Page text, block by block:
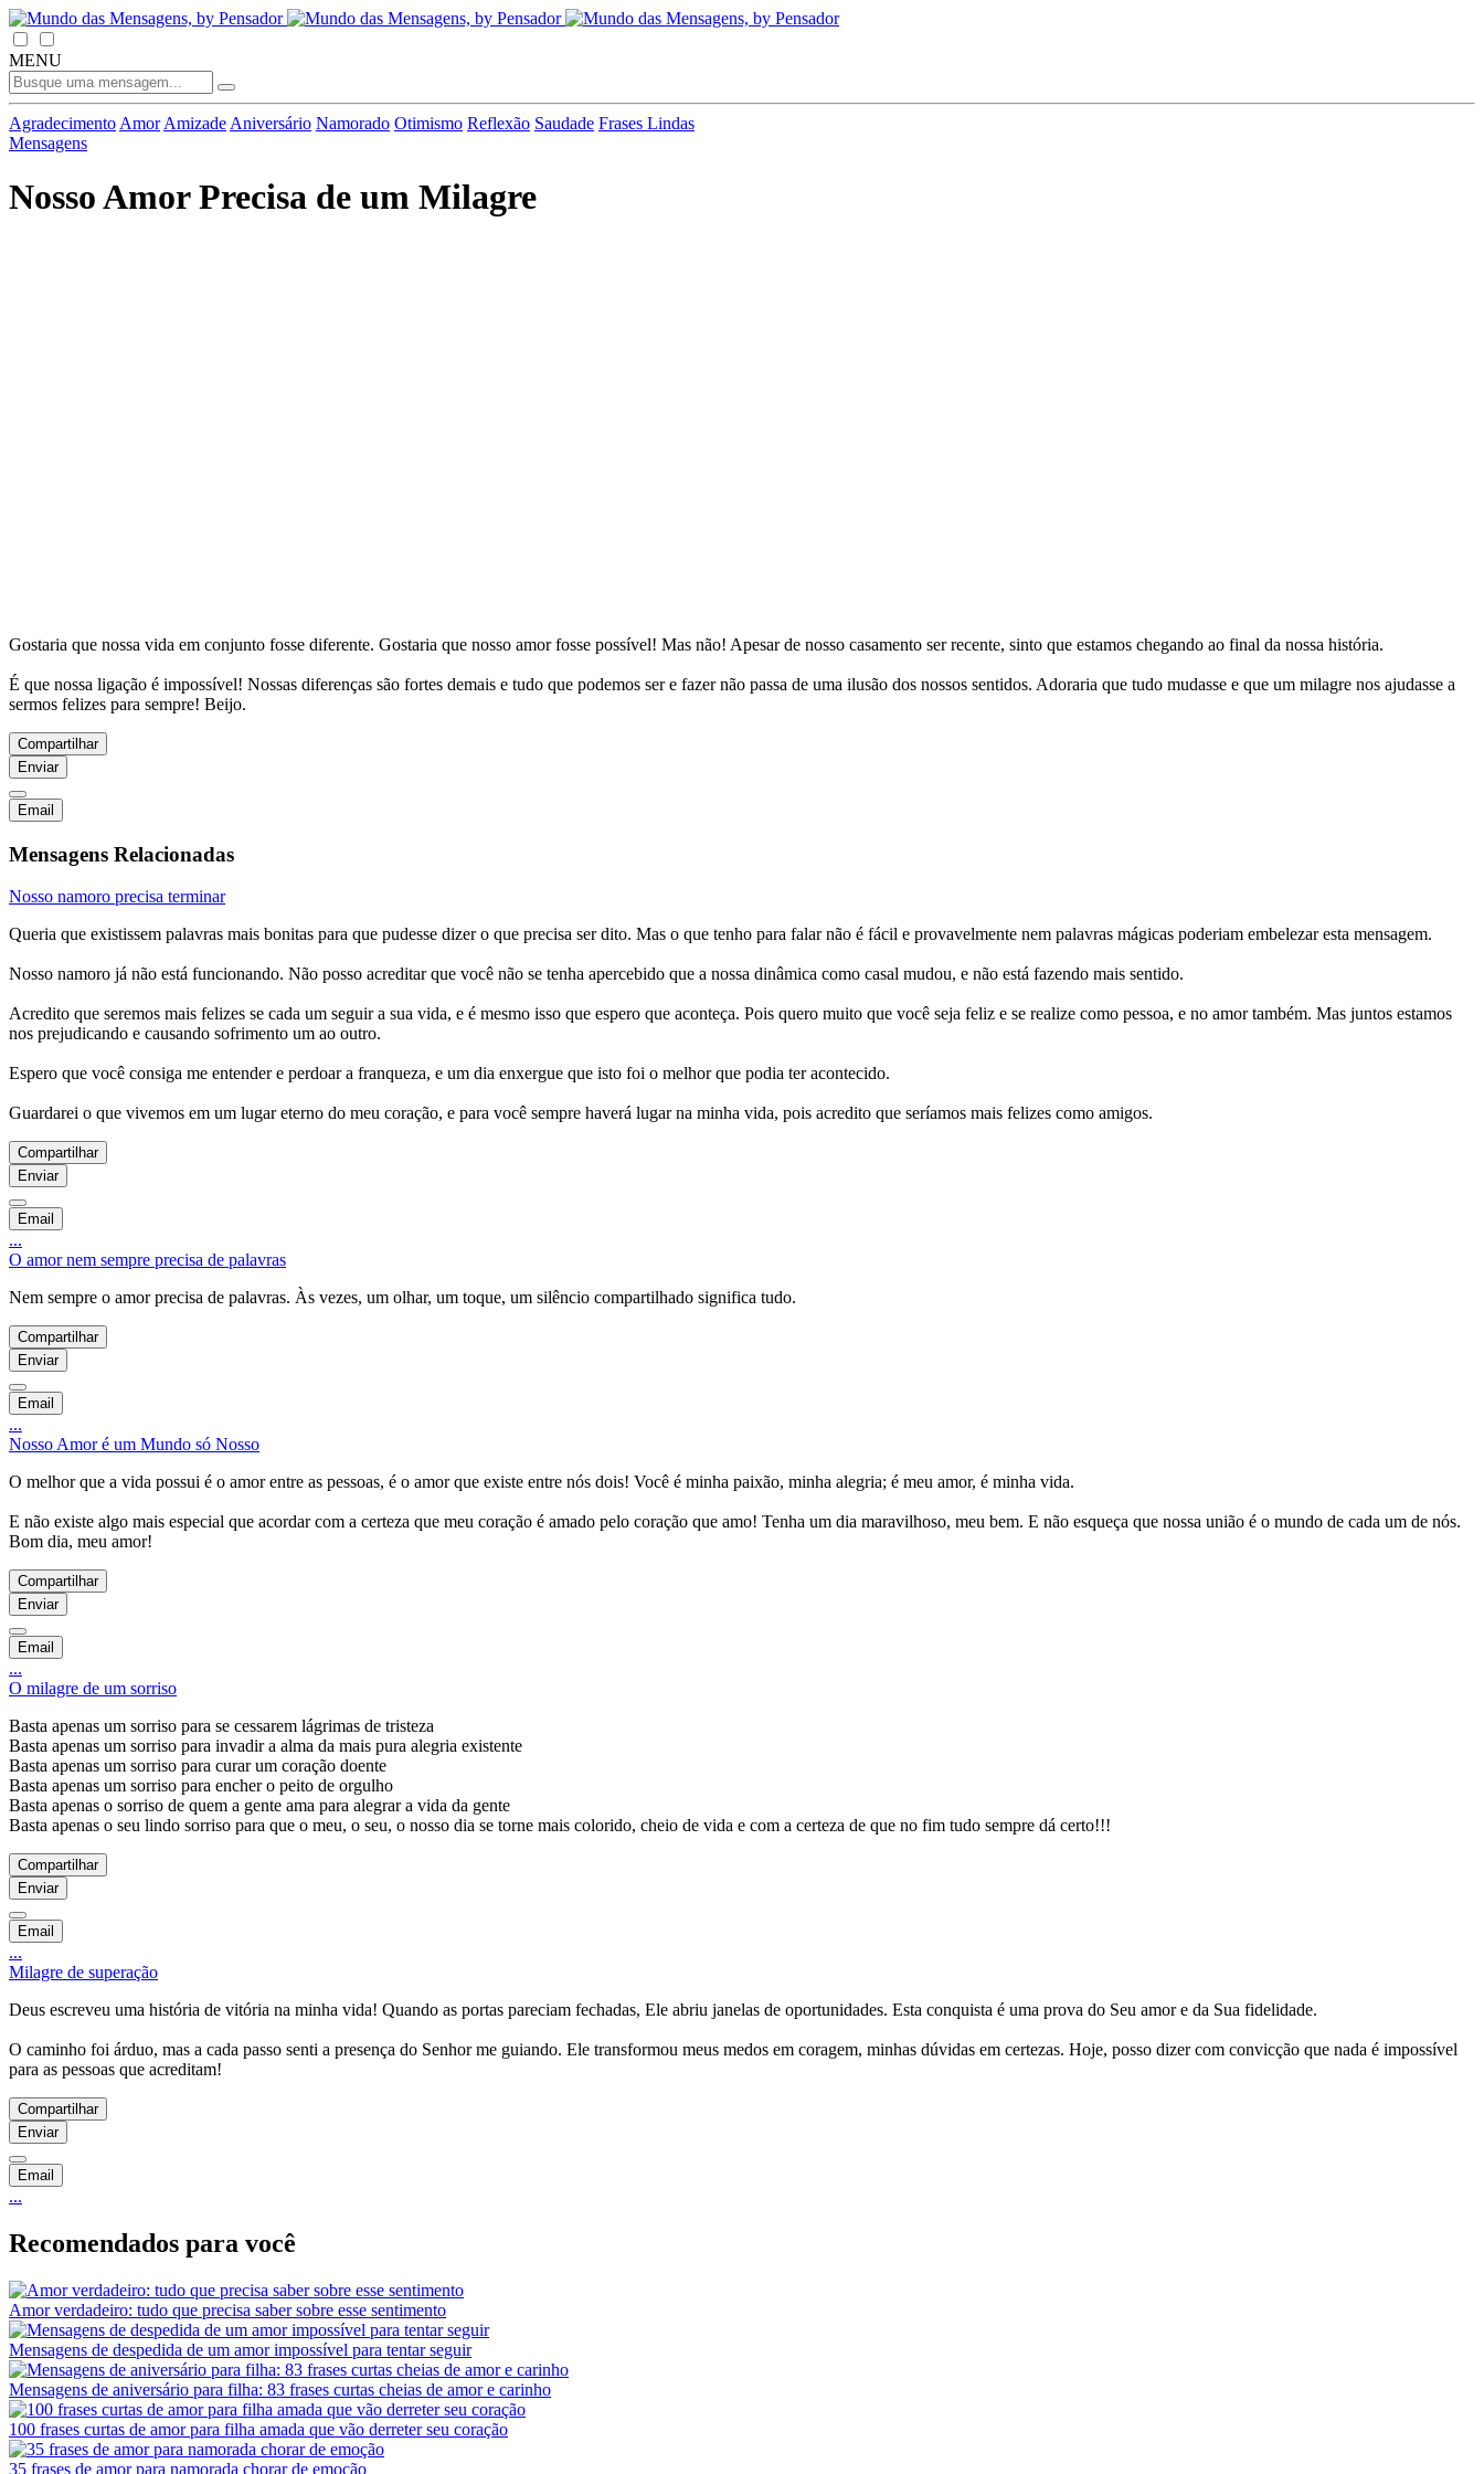
MENU
Agradecimento Amor Amizade Aniversário Namorado Otimismo Reflexão Saudade Frases Lindas
Mensagens
Nosso Amor Precisa de um Milagre
Gostaria que nossa vida em conjunto fosse diferente. Gostaria que nosso amor fosse possível! Mas não! Apesar de nosso casamento ser recente, sinto que estamos chegando ao final da nossa história.
É que nossa ligação é impossível! Nossas diferenças são fortes demais e tudo que podemos ser e fazer não passa de uma ilusão dos nossos sentidos. Adoraria que tudo mudasse e que um milagre nos ajudasse a
sermos felizes para sempre! Beijo.
Compartilhar
Enviar
Email
Mensagens Relacionadas
Nosso namoro precisa terminar
Queria que existissem palavras mais bonitas para que pudesse dizer o que precisa ser dito. Mas o que tenho para falar não é fácil e provavelmente nem palavras mágicas poderiam embelezar esta mensagem.
Nosso namoro já não está funcionando. Não posso acreditar que você não se tenha apercebido que a nossa dinâmica como casal mudou, e não está fazendo mais sentido.
Acredito que seremos mais felizes se cada um seguir a sua vida, e é mesmo isso que espero que aconteça. Pois quero muito que você seja feliz e se realize como pessoa, e no amor também. Mas juntos estamos
nos prejudicando e causando sofrimento um ao outro.
Espero que você consiga me entender e perdoar a franqueza, e um dia enxergue que isto foi o melhor que podia ter acontecido.
Guardarei o que vivemos em um lugar eterno do meu coração, e para você sempre haverá lugar na minha vida, pois acredito que seríamos mais felizes como amigos.
Compartilhar
Enviar
Email
...
O amor nem sempre precisa de palavras
Nem sempre o amor precisa de palavras. Às vezes, um olhar, um toque, um silêncio compartilhado significa tudo.
Compartilhar
Enviar
Email
...
Nosso Amor é um Mundo só Nosso
O melhor que a vida possui é o amor entre as pessoas, é o amor que existe entre nós dois! Você é minha paixão, minha alegria; é meu amor, é minha vida.
E não existe algo mais especial que acordar com a certeza que meu coração é amado pelo coração que amo! Tenha um dia maravilhoso, meu bem. E não esqueça que nossa união é o mundo de cada um de nós.
Bom dia, meu amor!
Compartilhar
Enviar
Email
...
O milagre de um sorriso
Basta apenas um sorriso para se cessarem lágrimas de tristeza
Basta apenas um sorriso para invadir a alma da mais pura alegria existente
Basta apenas um sorriso para curar um coração doente
Basta apenas um sorriso para encher o peito de orgulho
Basta apenas o sorriso de quem a gente ama para alegrar a vida da gente
Basta apenas o seu lindo sorriso para que o meu, o seu, o nosso dia se torne mais colorido, cheio de vida e com a certeza de que no fim tudo sempre dá certo!!!
Compartilhar
Enviar
Email
...
Milagre de superação
Deus escreveu uma história de vitória na minha vida! Quando as portas pareciam fechadas, Ele abriu janelas de oportunidades. Esta conquista é uma prova do Seu amor e da Sua fidelidade.
O caminho foi árduo, mas a cada passo senti a presença do Senhor me guiando. Ele transformou meus medos em coragem, minhas dúvidas em certezas. Hoje, posso dizer com convicção que nada é impossível
para as pessoas que acreditam!
Compartilhar
Enviar
Email
...
Recomendados para você
Amor verdadeiro: tudo que precisa saber sobre esse sentimento
Mensagens de despedida de um amor impossível para tentar seguir
Mensagens de aniversário para filha: 83 frases curtas cheias de amor e carinho
100 frases curtas de amor para filha amada que vão derreter seu coração
35 frases de amor para namorada chorar de emoção